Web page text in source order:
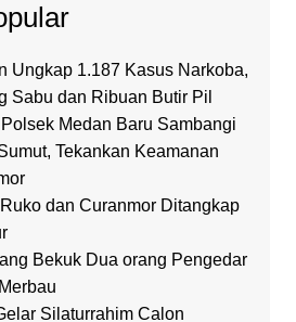
Ungkap 1.187 Kasus Narkoba,
Sabu dan Ribuan Butir Pil
Medan Baru Sambangi
Tekankan Keamanan
dan Curanmor Ditangkap
Bekuk Dua orang Pengedar
Silaturrahim Calon